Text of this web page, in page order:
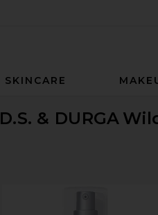
SKINCARE
D.S. & DURGA